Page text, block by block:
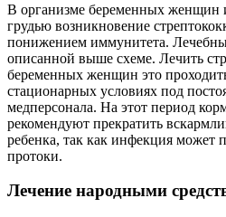
В организме беременных женщин
грудью возникновение
понижением иммунитета.
описанной выше схеме. Лечить
беременных женщин это
стационарных условиях под
медперсонала. На этот период
рекомендуют прекратить
ребенка, так как инфекция может
протоки.
Лечение народными